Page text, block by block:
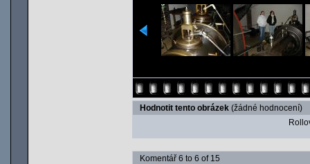
Hodnotit tento obrázek (žádné hodnocení)
Komentář 6 to 6 of 15